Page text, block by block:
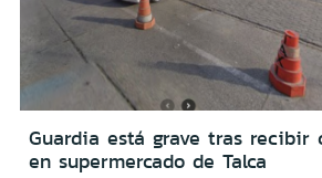
Guardia está grave tras recibir
en supermercado de Talca